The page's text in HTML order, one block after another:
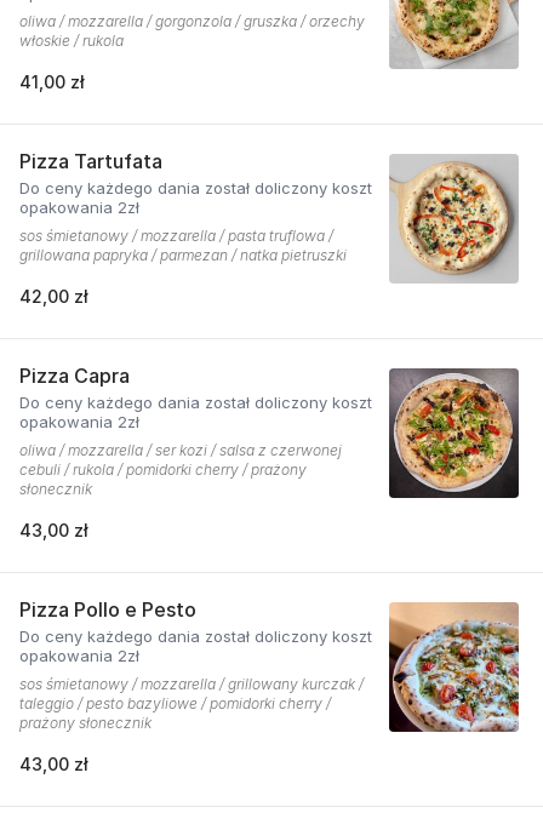
oliwa / mozzarella / gorgonzola / gruszka / orzechy
włoskie / rukola
41,00 zł
Pizza Tartufata
Do ceny każdego dania został doliczony koszt
opakowania 2zł
sos śmietanowy / mozzarella / pasta truflowa /
grillowana papryka / parmezan / natka pietruszki
42,00 zł
Pizza Capra
Do ceny każdego dania został doliczony koszt
opakowania 2zł
oliwa / mozzarella / ser kozi / salsa z czerwonej
cebuli / rukola / pomidorki cherry / prażony
słonecznik
43,00 zł
Pizza Pollo e Pesto
Do ceny każdego dania został doliczony koszt
opakowania 2zł
sos śmietanowy / mozzarella / grillowany kurczak /
taleggio / pesto bazyliowe / pomidorki cherry /
prażony słonecznik
43,00 zł